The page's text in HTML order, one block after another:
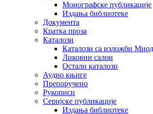
Монографске публикације
Издања библиотеке
Документа
Кратка проза
Каталози
Каталози са изложби
Ликовни салон
Остали каталози
Аудио књиге
Препоручено
Рукописи
Серијске публикације
Издања библиотеке